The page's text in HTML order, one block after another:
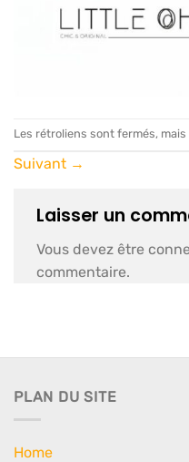
Les rétroliens sont fermés,
Suivant →
Laisser un
Vous devez être
commentaire.
PLAN DU SITE
Home